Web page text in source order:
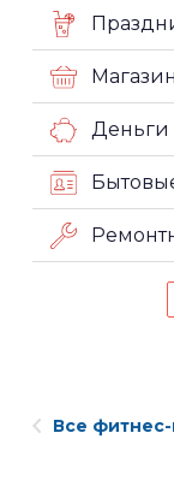
Деньги
Все